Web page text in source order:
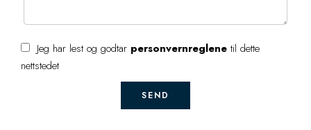
Jeg har lest og godtar personvernreglene til dette
nettstedet
SEND